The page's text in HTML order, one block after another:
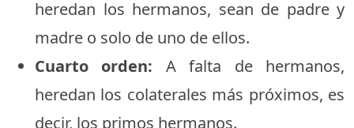
heredan los hermanos, sean de padre y
madre o solo de uno de ellos.
Cuarto orden: A falta de hermanos,
heredan los colaterales más próximos, es
decir, los primos hermanos.